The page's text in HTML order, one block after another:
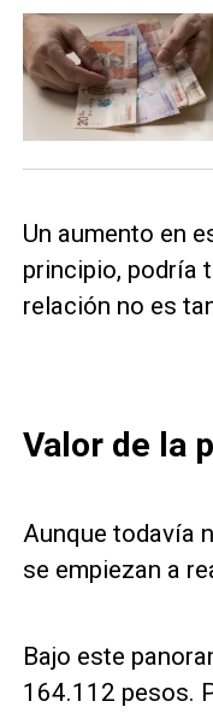
Un aumento en
principio, podría
relación no es
Valor de la
Aunque todavía
se empiezan a
Bajo este
164.112 pesos.